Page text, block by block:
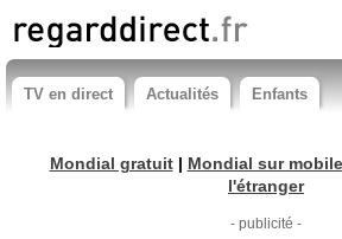
TV en direct Actualités Enfants
Mondial gratuit| Mondial sur mobile
l'étranger
- publicité -